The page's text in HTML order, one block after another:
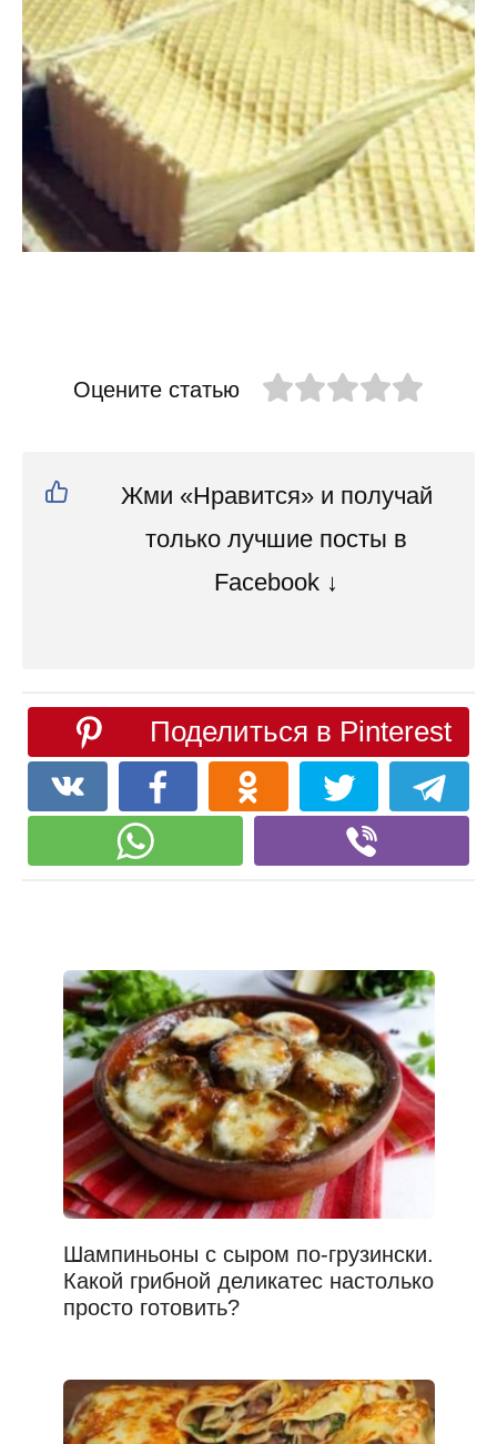
Оцените статью
Жми «Нравится» и получай
только лучшие посты в
Facebook ↓
Поделиться в Pinterest
Шампиньоны с сыром по-грузински.
Какой грибной деликатес настолько
просто готовить?